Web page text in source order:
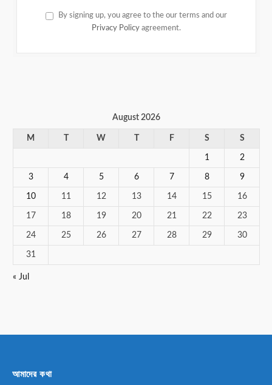
By signing up, you agree to the our terms and our
Privacy Policy agreement.
August 2026
M T W T F S S
1 2
3 4 5 6 7 8 9
10 11 12 13 14 15 16
17 18 19 20 21 22 23
24 25 26 27 28 29 30
31
« Jul
আমাদের কথা